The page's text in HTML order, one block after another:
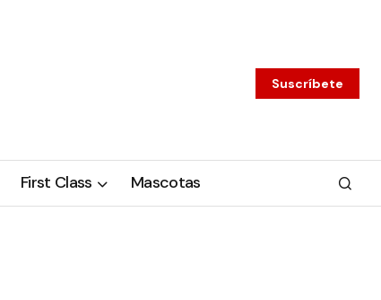
Suscríbete
First Class Mascotas